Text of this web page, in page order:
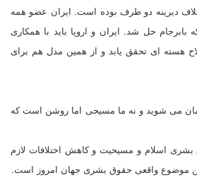
دیرینه دو طرف بوده است. ایران عضو همه
حل شد. ایران و اروپا باید با همکاری
هسته ای تحقق یابد و از همین مدل هم برای
می شوید و نه ما مسیحی اما روشن است که
اسلام و مسیحیت و کاهش اختلافات لازم
این موضوع واقعی حقوق بشری جهان امروز است.